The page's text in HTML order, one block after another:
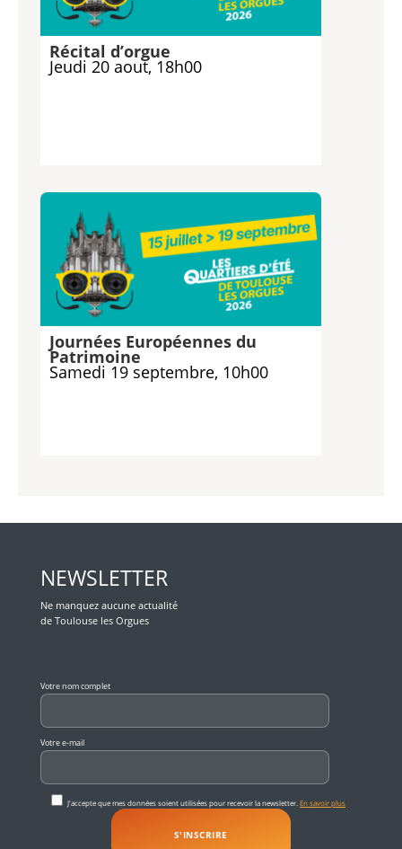
Récital d’orgue
Jeudi 20 aout, 18h00
Journées Européennes du
Patrimoine
Samedi 19 septembre, 10h00
NEWSLETTER
Ne manquez aucune actualité
de Toulouse les Orgues
Votre nom complet
Votre e-mail
J'accepte que mes données soient utilisées pour recevoir la newsletter. En savoir plus